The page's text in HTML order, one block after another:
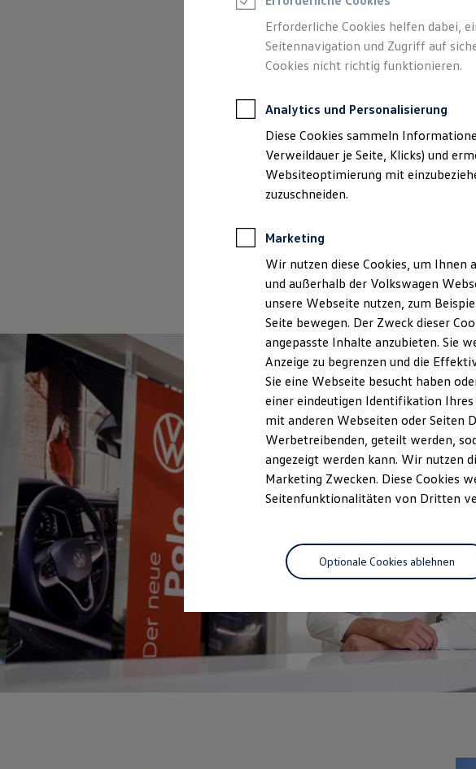
Junge Gebrauchtwagen-Leasing
Professional Class bei Volkswagen
Elektromobilität
Elektroautos
ID. Tutorials
Elektrofahrzeugkonzepte
ID. EVERY1
Reichweite
Reichweite der ID. Modelle
Reichweite im Winter
Rekuperation
Laden
Laden unterwegs
Laden Zuhause
Ladestationen finden
Ladezeitensimulator
Batterie
Sicherheit
Garantie und Lebensdauer
Nachhaltigkeit
Technologie
Kosten und Kauf
Verbrauchskosten
Kaufoptionen
E-Auto-Förderung
Software und Konnektivität
Impressum & Rechtliches )
Erforderliche Cookies helfen dabei,
Seitennavigation und Zugriff auf
Cookies nicht richtig funktionieren.
Analytics und Personalisierung
Diese Cookies sammeln
Verweildauer je Seite, Klicks) und
Websiteoptimierung mit
zuzuschneiden.
Marketing
Wir nutzen diese Cookies, um Ihnen
und außerhalb der Volkswagen
unsere Webseite nutzen, zum
Seite bewegen. Der Zweck dieser
angepasste Inhalte anzubieten. Sie
Anzeige zu begrenzen und die
Sie eine Webseite besucht haben
einer eindeutigen Identifikation
mit anderen Webseiten oder Seiten
Werbetreibenden, geteilt werden,
angezeigt werden kann. Wir nutzen
Marketing Zwecken. Diese Cookies
Seitenfunktionalitäten von Dritten
Optionale Cookies ablehnen